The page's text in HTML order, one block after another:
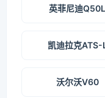
英菲尼迪Q50L
凯迪拉克ATS-
沃尔沃V60